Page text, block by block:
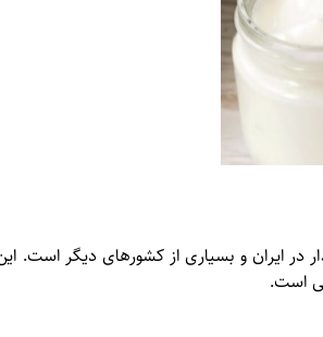
ایران و بسیاری از کشورهای دیگر است.
است.